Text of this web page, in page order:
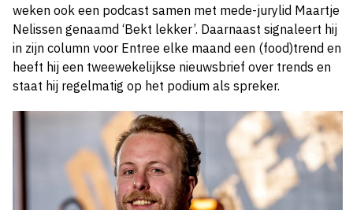
weken ook een podcast samen met mede-jurylid Maartje
Nelissen genaamd ‘Bekt lekker’. Daarnaast signaleert hij
in zijn column voor Entree elke maand een (food)trend en
heeft hij een tweewekelijkse nieuwsbrief over trends en
staat hij regelmatig op het podium als spreker.